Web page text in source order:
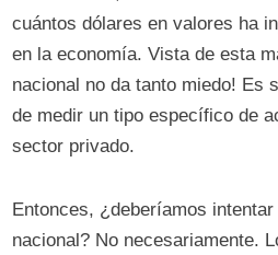
cuántos dólares en valores ha
en la economía. Vista de esta
nacional no da tanto miedo! Es
de medir un tipo específico de
sector privado.
Entonces, ¿deberíamos
nacional? No necesariamente.